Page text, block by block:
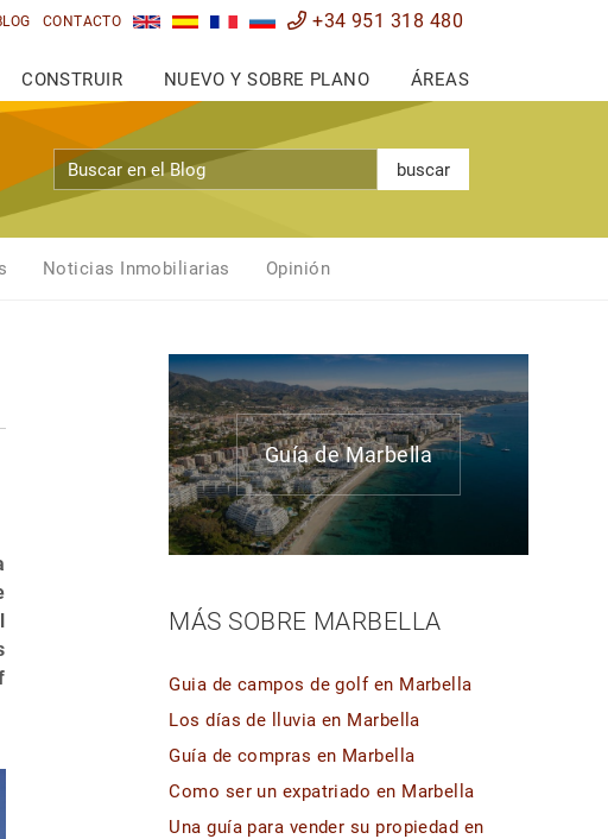
CONTACTO +34 951 318 480
CONSTRUIR NUEVO Y SOBRE PLANO ÁREAS
buscar
Noticias Inmobiliarias Opinión
Guía de Marbella
MÁS SOBRE MARBELLA
Guia de campos de golf en Marbella
Los días de lluvia en Marbella
Guía de compras en Marbella
Como ser un expatriado en Marbella
Una guía para vender su propiedad en